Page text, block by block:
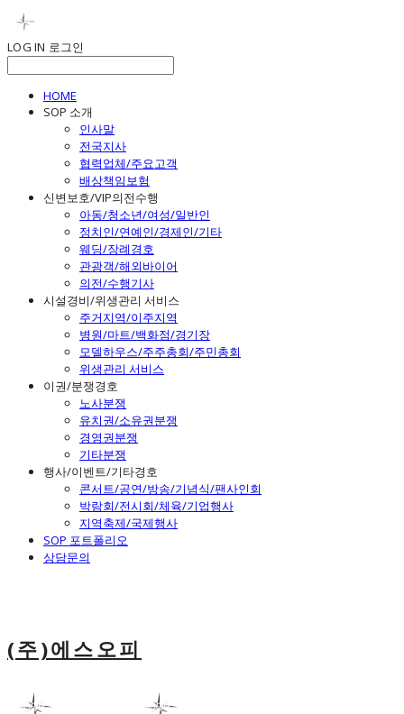
LOG IN 로그인
HOME
SOP 소개
인사말
전국지사
협력업체/주요고객
배상책임보험
신변보호/VIP의전수행
아동/청소년/여성/일반인
정치인/연예인/경제인/기타
웨딩/장례경호
관광객/해외바이어
의전/수행기사
시설경비/위생관리 서비스
주거지역/이주지역
병원/마트/백화점/경기장
모델하우스/주주총회/주민총회
위생관리 서비스
이권/분쟁경호
노사분쟁
유치권/소유권분쟁
경영권분쟁
기타분쟁
행사/이벤트/기타경호
콘서트/공연/방송/기념식/팬사인회
박람회/전시회/체육/기업행사
지역축제/국제행사
SOP 포트폴리오
상담문의
(주)에스오피